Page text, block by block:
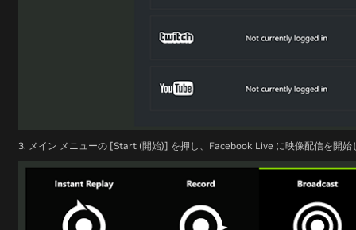
3. メイン メニューの [Start (開始)] を押し、Facebook Live に映像配信を開始